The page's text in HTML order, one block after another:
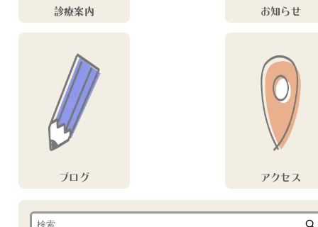
診療案内 お知らせ
ブログ アクセス